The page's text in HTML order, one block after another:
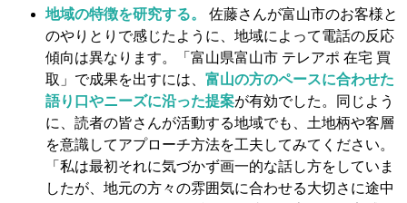
地域の特徴を研究する。
佐藤さんが富山市のお客様と
のやりとりで感じたように、地域によって電話の反応
傾向は異なります。「富山県富山市 テレアポ 在宅 買
取」で成果を出すには、 富山の方のペースに合わせた
語り口やニーズに沿った提案が有効でした。同じよう
に、読者の皆さんが活動する地域でも、土地柄や客層
を意識してアプローチ方法を工夫してみてください。
「私は最初それに気づかず画一的な話し方をしていま
したが、地元の方々の雰囲気に合わせる大切さに途中